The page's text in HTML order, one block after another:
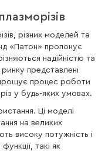
різних моделей та
«Патон» пропонує
надійністю та
представлені
процес роботи
у будь-яких умовах.
Ці моделі
на великих
високу потужність і
такі як